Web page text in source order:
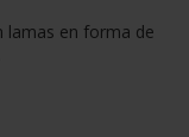
lamas en forma de